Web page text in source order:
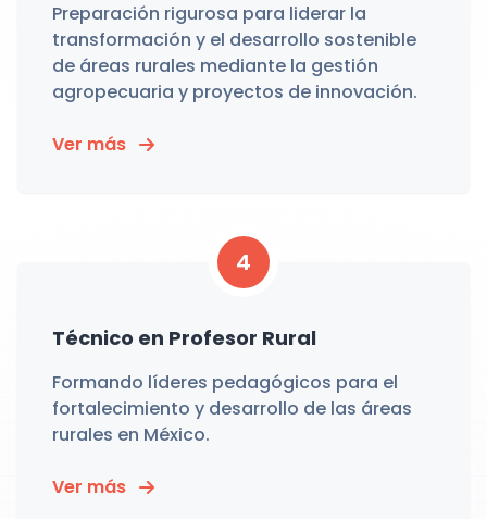
Preparación rigurosa para liderar la
transformación y el desarrollo sostenible
de áreas rurales mediante la gestión
agropecuaria y proyectos de innovación.
Ver más
4
Técnico en Profesor Rural
Formando líderes pedagógicos para el
fortalecimiento y desarrollo de las áreas
rurales en México.
Ver más